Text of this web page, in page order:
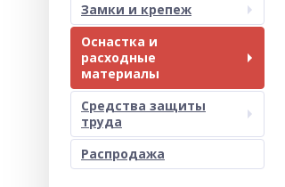
Замки и крепеж
Оснастка и
расходные
материалы
Средства защиты
труда
Распродажа